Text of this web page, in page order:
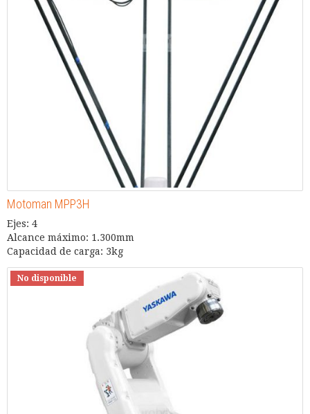
Motoman MPP3H
Ejes: 4
Alcance máximo: 1.300mm
Capacidad de carga: 3kg
No disponible